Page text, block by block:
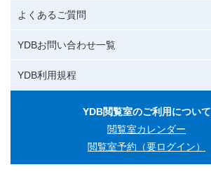
よくあるご質問
YDBお問い合わせ一覧
YDB利用規程
YDB閲覧室のご利用について
閲覧室カレンダー
閲覧室予約（要ログイン）